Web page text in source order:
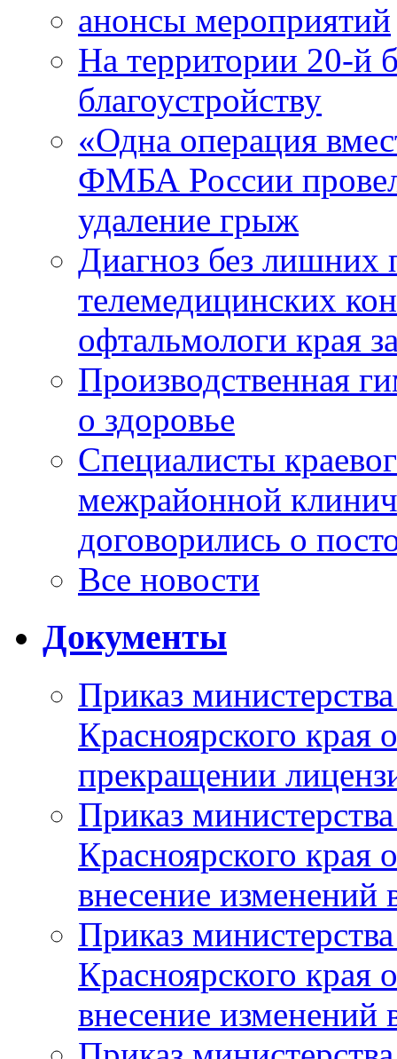
анонсы мероприятий
На территории 20-й
благоустройству
«Одна операция
ФМБА России
удаление грыж
Диагноз без лишних
телемедицинских
офтальмологи края
Производственная
о здоровье
Специалисты
межрайонной
договорились о
Все новости
Документы
Приказ
Красноярского
прекращении
Приказ
Красноярского
внесение изменений
Приказ
Красноярского
внесение изменений